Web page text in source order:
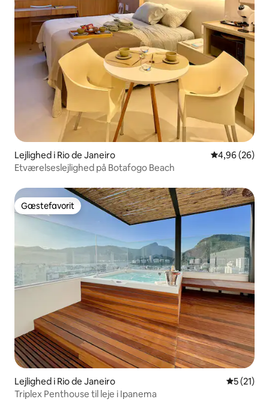
Lejlighed i Rio de Janeiro 4,96 ud af 5 i
4,96 (26)
Etværelseslejlighed på Botafogo Beach
Gæstefavorit
Gæstefavorit
Lejlighed i Rio de Janeiro 5 ud af 5
5 (21)
Triplex Penthouse til leje i Ipanema